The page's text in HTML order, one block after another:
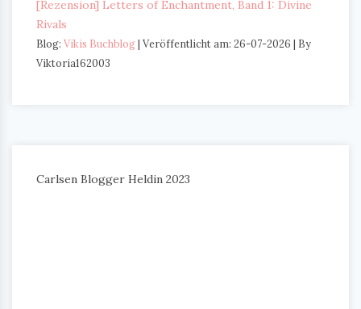
[Rezension] Letters of Enchantment, Band 1: Divine
Rivals
Blog: Vikis Buchblog Veröffentlicht am: 26-07-2026
By
Viktoria162003
Carlsen Blogger Heldin 2023